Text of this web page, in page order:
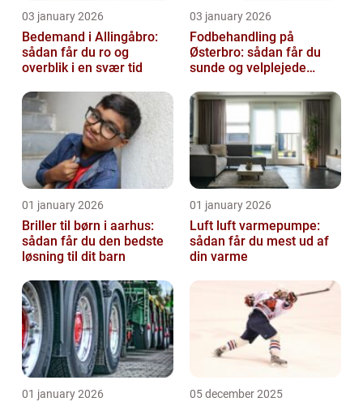
03 january 2026
Bedemand i Allingåbro:
sådan får du ro og
overblik i en svær tid
03 january 2026
Fodbehandling på
Østerbro: sådan får du
sunde og velplejede
01 january 2026
Briller til børn i aarhus:
sådan får du den bedste
løsning til dit barn
01 january 2026
Luft luft varmepumpe:
sådan får du mest ud af
din varme
01 january 2026 05 december 2025